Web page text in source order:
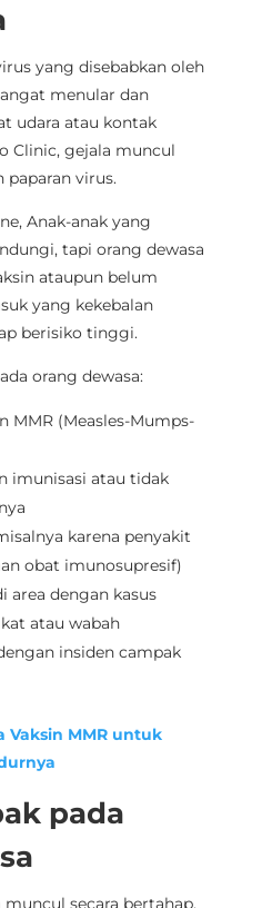
yang disebabkan oleh
menular dan
udara atau kontak
Clinic, gejala muncul
paparan virus.
Anak-anak yang
tapi orang dewasa
ataupun belum
yang kekebalan
berisiko tinggi.
orang dewasa:
MMR (Measles-Mumps-
imunisasi atau tidak
karena penyakit
obat imunosupresif)
area dengan kasus
atau wabah
insiden campak
Vaksin MMR untuk
pada
secara bertahap.